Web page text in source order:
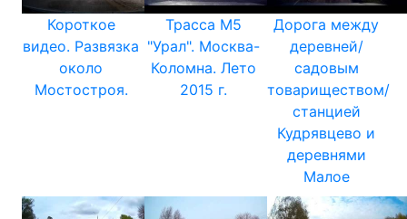
Короткое
видео. Развязка
около
Мостостроя.
Трасса М5
"Урал". Москва-
Коломна. Лето
2015 г.
Дорога между
деревней/
садовым
товариществом/
станцией
Кудрявцево и
деревнями
Малое